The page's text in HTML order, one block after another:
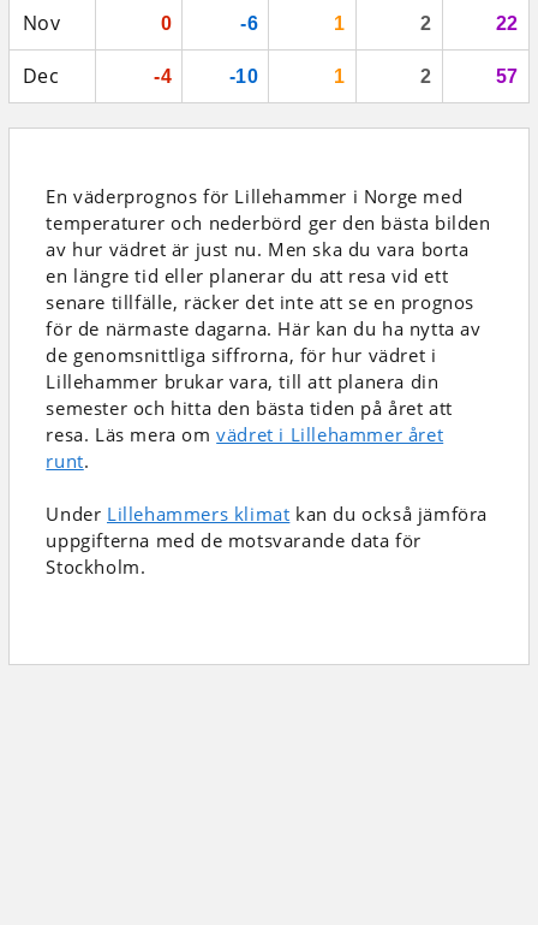
Nov 0 -6 1 2 22
Dec -4 -10 1 2 57
En väderprognos för Lillehammer i Norge med
temperaturer och nederbörd ger den bästa bilden
av hur vädret är just nu. Men ska du vara borta
en längre tid eller planerar du att resa vid ett
senare tillfälle, räcker det inte att se en prognos
för de närmaste dagarna. Här kan du ha nytta av
de genomsnittliga siffrorna, för hur vädret i
Lillehammer brukar vara, till att planera din
semester och hitta den bästa tiden på året att
resa. Läs mera omvädret i Lillehammer året
runt.
Under Lillehammers klimat kan du också jämföra
uppgifterna med de motsvarande data för
Stockholm.